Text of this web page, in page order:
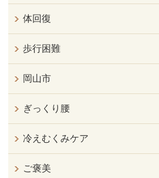
体回復
歩行困難
岡山市
ぎっくり腰
冷えむくみケア
ご褒美